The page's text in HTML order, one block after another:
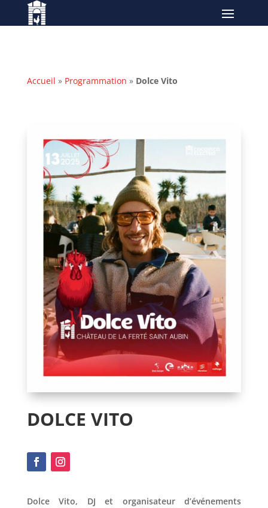
Accueil » Programmation » Dolce Vito
DOLCE VITO
Dolce Vito, DJ et organisateur d’événements